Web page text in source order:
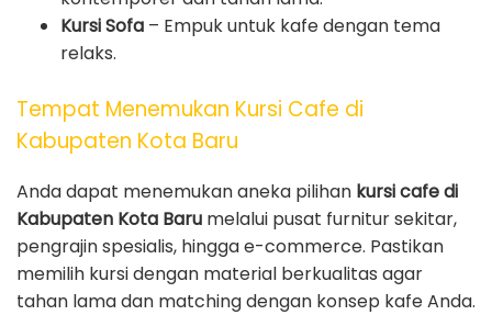
Kursi Sofa – Empuk untuk kafe dengan tema
relaks.
Tempat Menemukan Kursi Cafe di
Kabupaten Kota Baru
Anda dapat menemukan aneka pilihan kursi cafe di
Kabupaten Kota Baru melalui pusat furnitur sekitar,
pengrajin spesialis, hingga e-commerce. Pastikan
memilih kursi dengan material berkualitas agar
tahan lama dan matching dengan konsep kafe Anda.